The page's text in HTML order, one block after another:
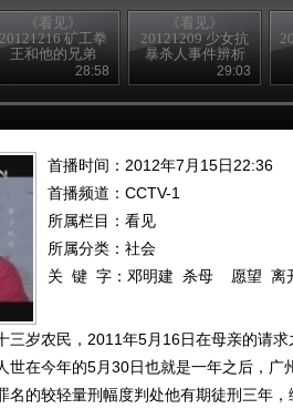
《看见》
20121216 矿工拳
王和他的兄弟
28:58
《看见》
20121209 少女抗
暴杀人事件辨析
29:03
首播时间：2012年7月15日22:36
首播频道： CCTV-1
所属栏目： 看见
所属分类：社会
关 键 字： 邓明建 杀母 愿望 离
三岁农民，2011年5月16日在母亲的请
世在今年的5月30日也就是一年之后，广
名的较轻量刑幅度判处他有期徒刑三年